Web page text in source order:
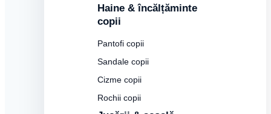
Haine & încălțăminte
copii
Pantofi copii
Sandale copii
Cizme copii
Rochii copii